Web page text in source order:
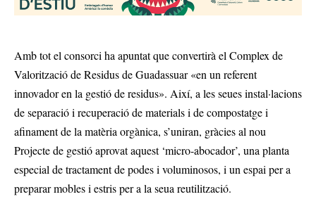
Amb tot el consorci ha apuntat que convertirà el Complex de
Valorització de Residus de Guadassuar «en un referent
innovador en la gestió de residus». Així, a les seues instal·lacions
de separació i recuperació de materials i de compostatge i
afinament de la matèria orgànica, s’uniran, gràcies al nou
Projecte de gestió aprovat aquest ‘micro-abocador’, una planta
especial de tractament de podes i voluminosos, i un espai per a
preparar mobles i estris per a la seua reutilització.